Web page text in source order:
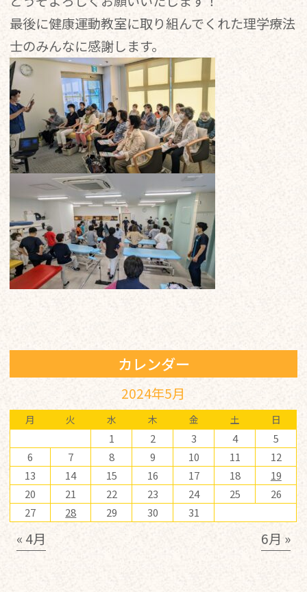
最後に健康運動教室に取り組んでくれた理学療法
士のみんなに感謝します。
カレンダー
2024年5月
月 火 水 木 金 土 日
1 2 3 4
5
6
7 8 9 10 11
12
13
14 15 16 17 18
19
20
21 22 23 24 25
26
27
28 29 30 31
« 4月 6月 »